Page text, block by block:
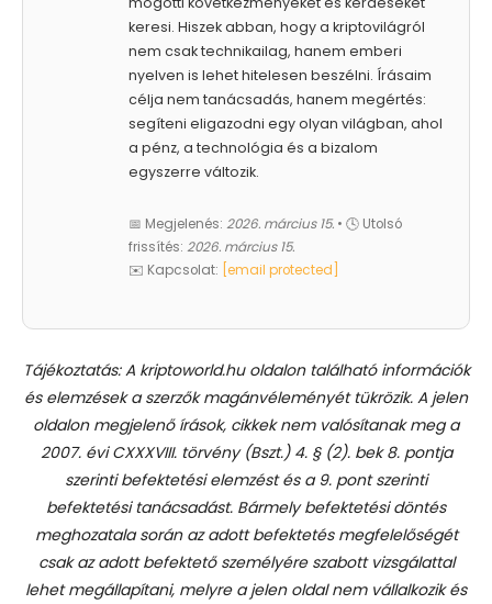
keresi. Hiszek abban, hogy a kriptovilágról
nem csak technikailag, hanem emberi
nyelven is lehet hitelesen beszélni. Írásaim
célja nem tanácsadás, hanem megértés:
segíteni eligazodni egy olyan világban, ahol
a pénz, a technológia és a bizalom
egyszerre változik.
📅 Megjelenés: 2026. március 15. • 🕓 Utolsó
frissítés: 2026. március 15.
✉️ Kapcsolat:
[email protected]
Tájékoztatás: A kriptoworld.hu oldalon található információk
és elemzések a szerzők magánvéleményét tükrözik. A jelen
oldalon megjelenő írások, cikkek nem valósítanak meg a
2007. évi CXXXVIII. törvény (Bszt.) 4. § (2). bek 8. pontja
szerinti befektetési elemzést és a 9. pont szerinti
befektetési tanácsadást. Bármely befektetési döntés
meghozatala során az adott befektetés megfelelőségét
csak az adott befektető személyére szabott vizsgálattal
lehet megállapítani, melyre a jelen oldal nem vállalkozik és